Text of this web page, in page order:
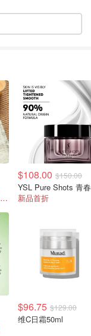
国内￥830=变相6.5折 熬夜油皮心头爱！
$108.00 $150.00
新品首折
$96.75 $129.00
维C日霜50ml